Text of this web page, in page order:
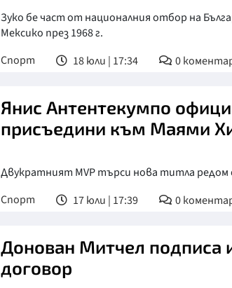
Зуко бе част от националния отбор на
Мексико през 1968 г.
Спорт
18 юли | 17:34 0
Янис Антентекумпо
присъедини към Маями
Двукратният MVP търси нова титла редом
Спорт
17 юли | 17:39 0
Донован Митчел подписа
договор